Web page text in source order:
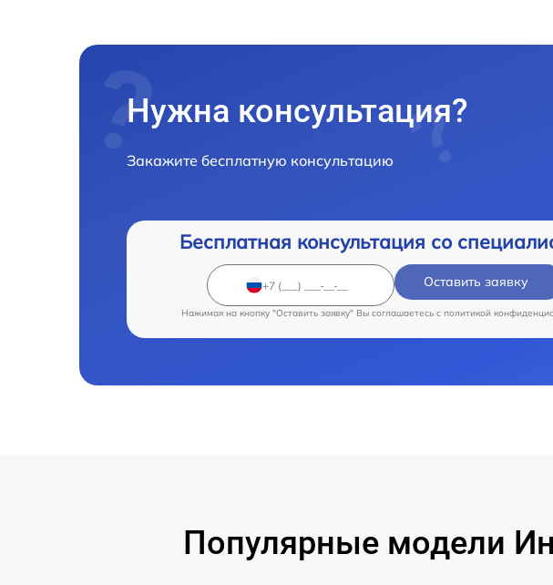
Нужна консультация?
Закажите бесплатную консультацию
Бесплатная консультация со
Оставить заявку
Нажимая на кнопку "Оставить заявку" Вы соглашаетесь c политикой
Популярные модели